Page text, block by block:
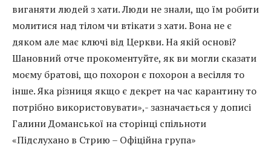
виганяти людей з хати. Люди не знали, що їм робити
молитися над тілом чи втікати з хати. Вона не є
дяком але має ключі від Церкви. На якій основі?
Шановний отче прокоментуйте, як ви могли сказати
моєму братові, що похорон є похорон а весілля то
інше. Яка різниця якщо є декрет на час карантину то
потрібно використовувати»,- зазначається у дописі
Галини Доманської на сторінці спільноти
«Підслухано в Стрию – Офіційна група»